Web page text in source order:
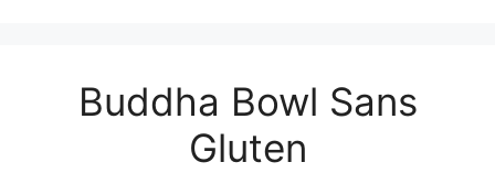
Buddha Bowl Sans
Gluten